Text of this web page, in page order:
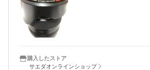
購入したストア
サエダオンラインショップ